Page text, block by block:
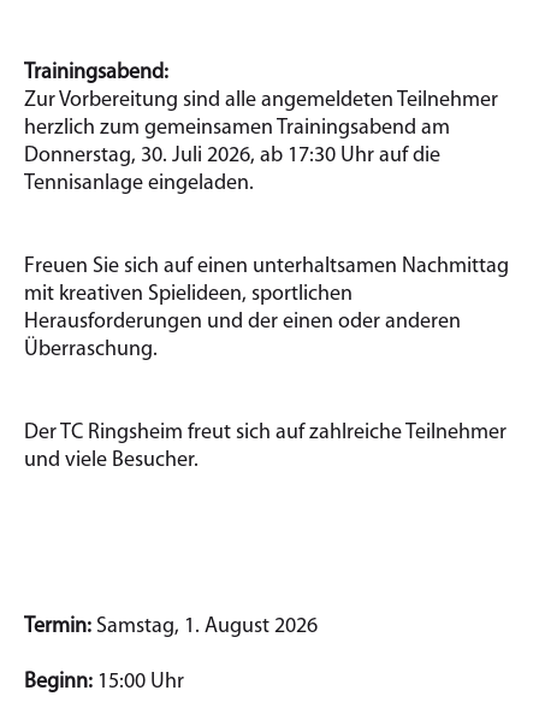
Trainingsabend:
Zur Vorbereitung sind alle angemeldeten Teilnehmer
herzlich zum gemeinsamen Trainingsabend am
Donnerstag, 30. Juli 2026, ab 17:30 Uhr auf die
Tennisanlage eingeladen.
Freuen Sie sich auf einen unterhaltsamen Nachmittag
mit kreativen Spielideen, sportlichen
Herausforderungen und der einen oder anderen
Überraschung.
Der TC Ringsheim freut sich auf zahlreiche Teilnehmer
und viele Besucher.
Termin: Samstag, 1. August 2026
Beginn: 15:00 Uhr